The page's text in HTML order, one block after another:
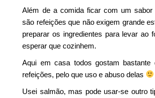
Além de a comida ficar com um sabor
são refeições que não exigem grande
preparar os ingredientes para levar ao
esperar que cozinhem.
Aqui em casa todos gostam bastante
refeições, pelo que uso e abuso delas
Usei salmão, mas pode usar-se outro